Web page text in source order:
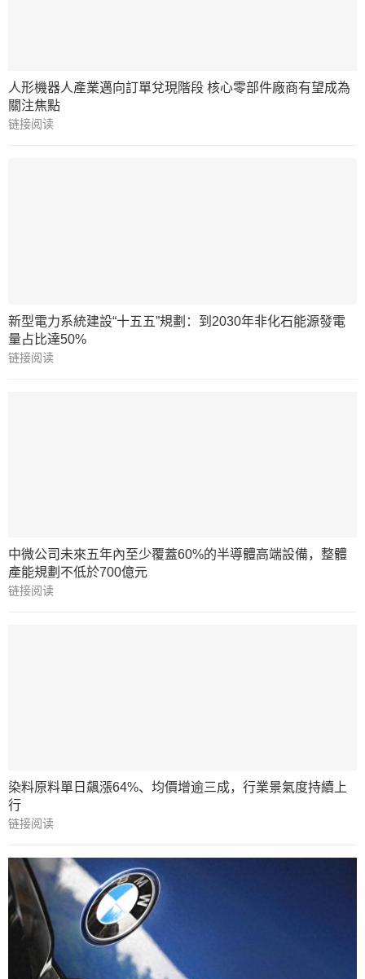
人形機器人產業邁向訂單兌現階段 核心零部件廠商有望成為
關注焦點
链接阅读
新型電力系統建設“十五五”規劃：到2030年非化石能源發電
量占比達50%
链接阅读
中微公司未來五年內至少覆蓋60%的半導體高端設備，整體
產能規劃不低於700億元
链接阅读
染料原料單日飆漲64%、均價增逾三成，行業景氣度持續上
行
链接阅读